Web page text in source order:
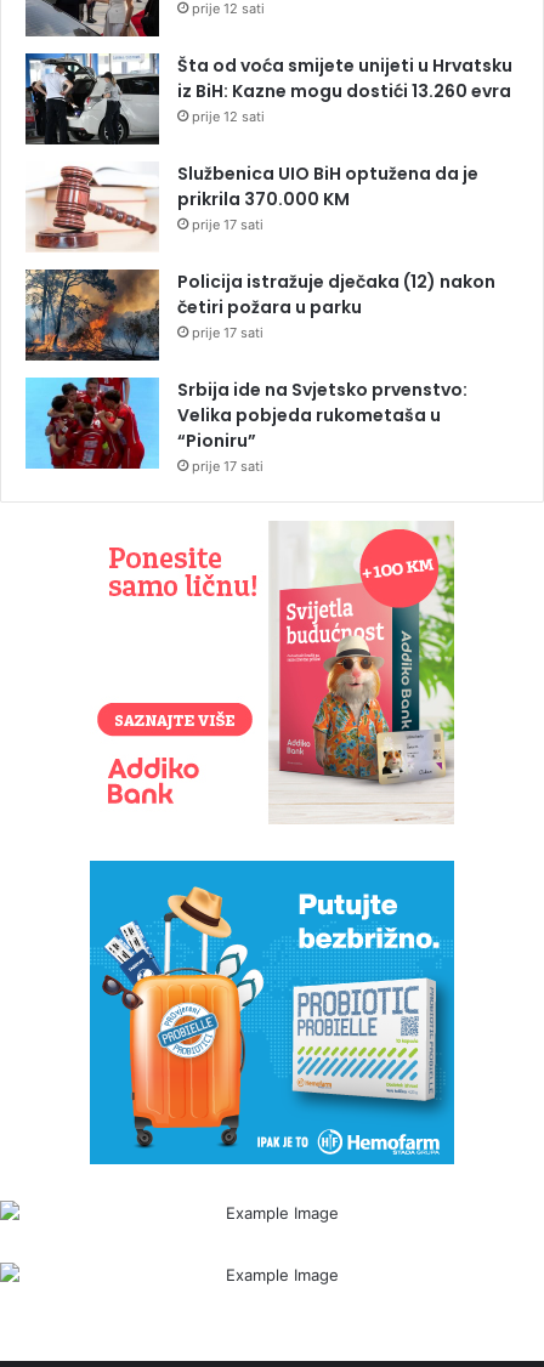
prije 12 sati
Šta od voća smijete unijeti u Hrvatsku
iz BiH: Kazne mogu dostići 13.260 evra
prije 12 sati
Službenica UIO BiH optužena da je
prikrila 370.000 KM
prije 17 sati
Policija istražuje dječaka (12) nakon
četiri požara u parku
prije 17 sati
Srbija ide na Svjetsko prvenstvo:
Velika pobjeda rukometaša u
“Pioniru”
prije 17 sati